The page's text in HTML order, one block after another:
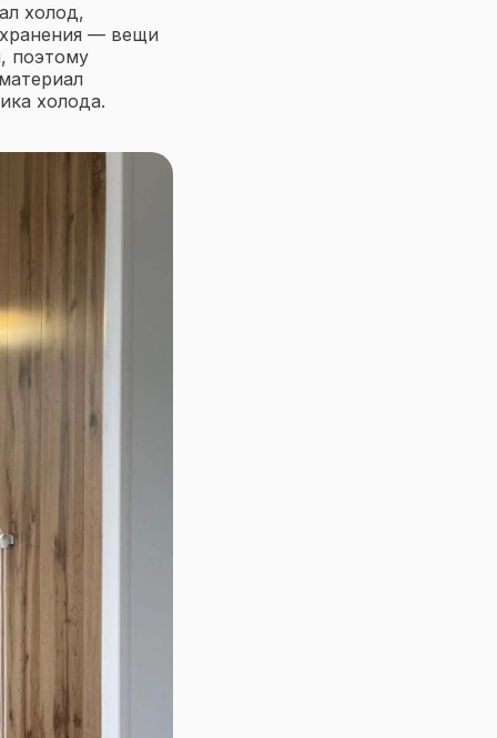
холод,
— вещи
поэтому
холода.